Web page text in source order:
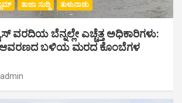
ತಾಜಾ ಸುದ್ದಿ ತುಳುನಾಡು
ವರದಿಯ ಬೆನ್ನಲ್ಲೇ ಎಚ್ಚೆತ್ತ ಅಧಿಕಾರಿಗಳು:
ಆವರಣದ ಬಳಿಯ ಮರದ ಕೊಂಬೆಗಳ
admin